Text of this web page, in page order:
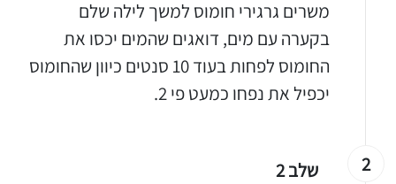
משרים גרגירי חומוס למשך לילה שלם
בקערה עם מים, דואגים שהמים יכסו את
החומוס לפחות בעוד 10 סנטים כיוון שהחומוס
יכפיל את נפחו כמעט פי 2.
2 שלב 2